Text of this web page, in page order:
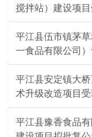
搅拌站）建设项
平江县伍市镇茅
一食品有限公司
平江县安定镇大
术升级改造项目
平江县豫香食品